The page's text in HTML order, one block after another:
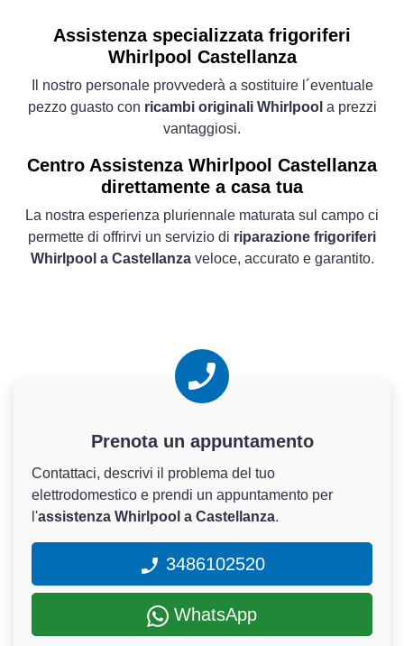
Assistenza specializzata frigoriferi
Whirlpool Castellanza
Il nostro personale provvederà a sostituire l´eventuale
pezzo guasto con ricambi originali Whirlpool a prezzi
vantaggiosi.
Centro Assistenza Whirlpool Castellanza
direttamente a casa tua
La nostra esperienza pluriennale maturata sul campo ci
permette di offrirvi un servizio di riparazione frigoriferi
Whirlpool a Castellanzaveloce, accurato e garantito.
Prenota un appuntamento
Contattaci, descrivi il problema del tuo
elettrodomestico e prendi un appuntamento per
l'assistenza Whirlpool a Castellanza.
3486102520
WhatsApp